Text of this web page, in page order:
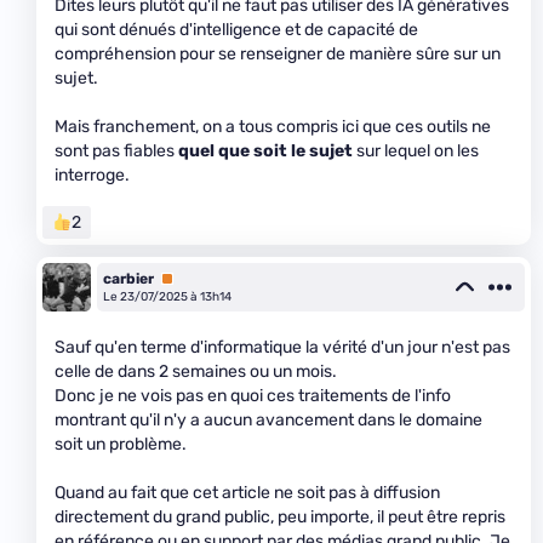
Dites leurs plutôt qu'il ne faut pas utiliser des IA génératives
qui sont dénués d'intelligence et de capacité de
compréhension pour se renseigner de manière sûre sur un
sujet.
Mais franchement, on a tous compris ici que ces outils ne
sont pas fiablesquel que soit le sujetsur lequel on les
interroge.
2
carbier Premium
Le 23/07/2025 à 13h14
Sauf qu'en terme d'informatique la vérité d'un jour n'est pas
celle de dans 2 semaines ou un mois.
Donc je ne vois pas en quoi ces traitements de l'info
montrant qu'il n'y a aucun avancement dans le domaine
soit un problème.
Quand au fait que cet article ne soit pas à diffusion
directement du grand public, peu importe, il peut être repris